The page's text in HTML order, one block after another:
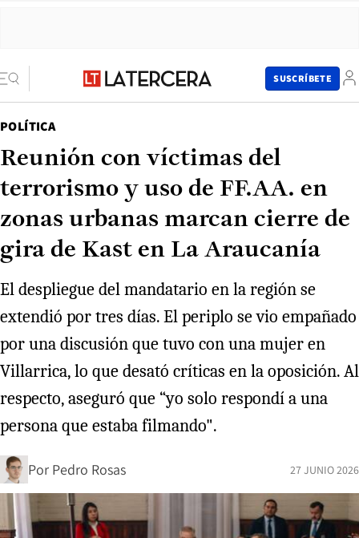
SUSCRÍBETE
POLÍTICA
Reunión con víctimas del
terrorismo y uso de FF.AA. en
zonas urbanas marcan cierre de
gira de Kast en La Araucanía
El despliegue del mandatario en la región se
extendió por tres días. El periplo se vio empañado
por una discusión que tuvo con una mujer en
Villarrica, lo que desató críticas en la oposición. Al
respecto, aseguró que “yo solo respondí a una
persona que estaba filmando".
Por Pedro Rosas 27 JUNIO 2026